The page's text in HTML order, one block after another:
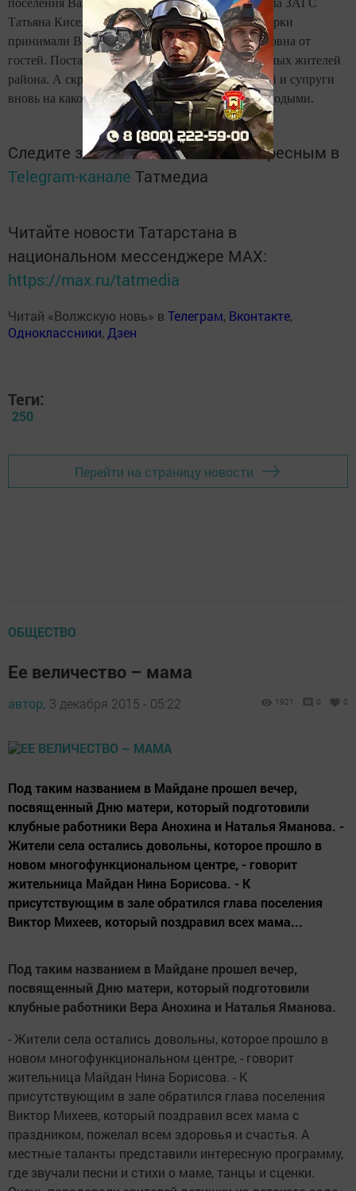
поселения Валерий Майоров и специалист отдела ЗАГС
Татьяна Киселева. Теплые слова, памятные подарки
принимали Виктор Семенович и Дарья Михайловна от
гостей. Поставили свои подписи в Книге почетных жителей
района. А скрепил их любовь железный поцелуй и супруги
вновь на какое-то время почувствовали себя молодыми.
Следите за самым важным и интересным в
Telegram-канале Татмедиа
Читайте новости Татарстана в
национальном мессенджере MАХ:
https://max.ru/tatmedia
Читай «Волжскую новь» в Телеграм, Вконтакте,
Одноклассники,Дзен
Теги:
250
Перейти на страницу новости
ОБЩЕСТВО
Ее величество – мама
автор, 3 декабря 2015 - 05:22 1921 0 0
Под таким названием в Майдане прошел вечер,
посвященный Дню матери, который подготовили
клубные работники Вера Анохина и Наталья Яманова. -
Жители села остались довольны, которое прошло в
новом многофункциональном центре, - говорит
жительница Майдан Нина Борисова. - К
присутствующим в зале обратился глава поселения
Виктор Михеев, который поздравил всех мама...
Под таким названием в Майдане прошел вечер,
посвященный Дню матери, который подготовили
клубные работники Вера Анохина и Наталья Яманова.
- Жители села остались довольны, которое прошло в
новом многофункциональном центре, - говорит
жительница Майдан Нина Борисова. - К
присутствующим в зале обратился глава поселения
Виктор Михеев, который поздравил всех мама с
праздником, пожелал всем здоровья и счастья. А
местные таланты представили интересную программу,
где звучали песни и стихи о маме, танцы и сценки.